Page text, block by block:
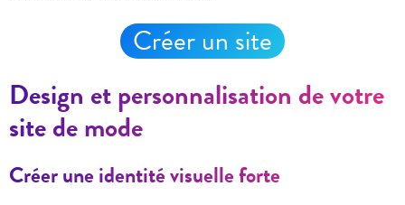
Créer un site
Design et personnalisation de votre
site de mode
Créer une identité visuelle forte